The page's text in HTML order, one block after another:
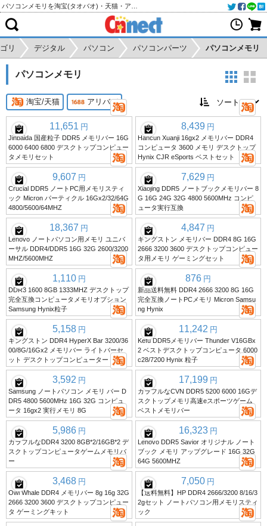
リ デジタル パソコン パソコンパーツ パソコンメモリ
パソコンメモリ
淘宝/天猫 アリババ
11,651 円
Jinbaida 国産粒子 DDR5 メモリバー 16G
6000 6400 6800 デスクトップコンピュー
タメモリセット
8,439 円
Hancun Xuanji 16gx2 メモリバー DDR4
コンピュータ 3600 メモリ デスクトップ
Hynix CJR eSports ベストセット
9,607 円
Crucial DDR5 ノートPC用メモリスティ
ック Micron パーティクル 16Gx2/32/64G
4800/5600/64MHZ
7,629 円
Xiaojing DDR5 ノートブックメモリバー 8
G 16G 24G 32G 4800 5600MHz コンピ
ュータ実行互換
18,367 円
Lenovo ノートパソコン用メモリ ユニバ
ーサル DDR4/DDR5 16G 32G 2600/3200
MHZ/5600MHZ
4,847 円
キングストン メモリバー DDR4 8G 16G
2666 3200 3600 デスクトップコンピュー
タ用メモリ ゲーミングセット
1,110 円
DDR3 1600 8GB 1333MHZ デスクトップ
完全互換コンピュータメモリオプション
Samsung Hynix粒子
876 円
新品送料無料 DDR4 2666 3200 8G 16G
完全互換ノートPCメモリ Micron Samsu
ng Hynix
5,158 円
キングストン DDR4 HyperX Bar 3200/36
00/8G/16Gx2 メモリバー ライトバーセ
ット デスクトップコンピューター
11,242 円
Kefu DDR5メモリバー Thunder V16GBx
2 ベストデスクトップコンピュータ 6000
c28/7200 Hynix 粒子
3,592 円
Samsung ノートパソコン メモリ バー D
DR5 4800 5600MHz 16G 32G コンピュ
ータ 16gx2 実行メモリ 8G
17,199 円
カラフルなCVN DDR5 5200 6000 16Gデ
スクトップメモリ高速eスポーツゲーム
ベストメモリバー
5,986 円
カラフルなDDR4 3200 8GB*2/16GB*2 デ
スクトップコンピュータゲームメモリバ
ー
16,323 円
Lenovo DDR5 Savior オリジナル ノート
ブック メモリ アップグレード 16G 32G
64G 5600MHZ
3,468 円
Owl Whale DDR4 メモリバー 8g 16g 32G
2666 3200 3600 デスクトップコンピュー
タ ゲーミングキット
7,050 円
【送料無料】HP DDR4 2666/3200 8/16/3
2gセット ノートパソコン用メモリスティ
ック